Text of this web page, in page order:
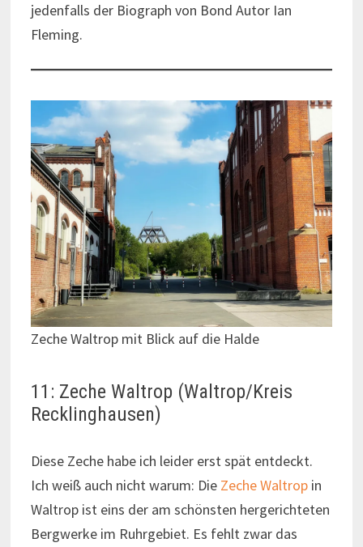
jedenfalls der Biograph von Bond Autor Ian
Fleming.
Zeche Waltrop mit Blick auf die Halde
11: Zeche Waltrop (Waltrop/Kreis
Recklinghausen)
Diese Zeche habe ich leider erst spät entdeckt.
Ich weiß auch nicht warum: Die Zeche Waltropin
Waltrop ist eins der am schönsten hergerichteten
Bergwerke im Ruhrgebiet. Es fehlt zwar das